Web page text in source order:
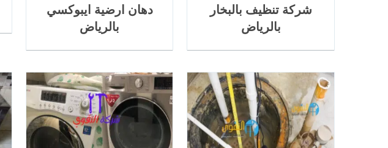
شركة تنظيف بالبخار
بالرياض
دهان ارضية ايبوكسي
بالرياض